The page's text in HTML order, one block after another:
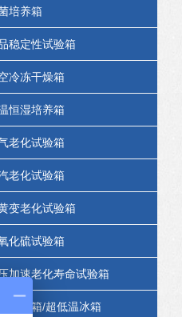
培养箱
稳定性试验箱
冷冻干燥箱
恒湿培养箱
老化试验箱
老化试验箱
变老化试验箱
化硫试验箱
加速老化寿命试验箱
温试验箱/超低温冰箱